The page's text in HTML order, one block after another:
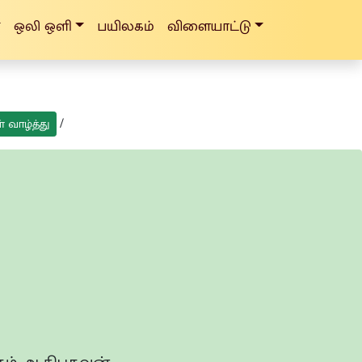
ஒலி ஒளி பயிலகம் விளையாட்டு
வாழ்த்து /